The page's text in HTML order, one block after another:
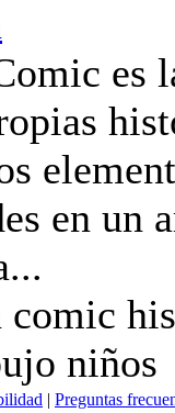
es
en un
niños
| Preguntas